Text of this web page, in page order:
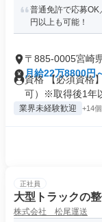
普通免許で応募
円以上も可能！
〒885-0005宮崎
月給22万8800円
資格 【必須資格
可）※取得後1年
業界未経験歓迎 +14個
正社員
大型トラックの
株式会社 松尾運送